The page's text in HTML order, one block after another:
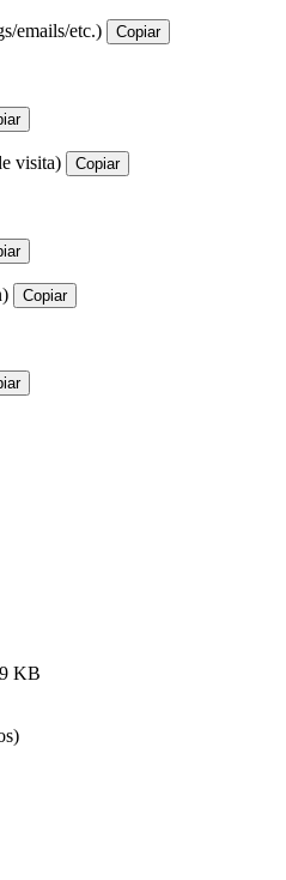
emails/etc.) Copiar
visita) Copiar
Copiar
KB